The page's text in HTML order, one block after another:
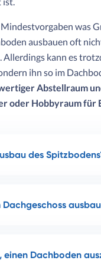
was
ausbauen oft
kann es
ihn so im
Abstellraum
oder Hobbyraum für
des
einen Dachboden